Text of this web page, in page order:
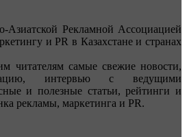
Азиатской Рекламной Ассоциацией
и PR в Казахстане и странах
читателям самые свежие новости,
интервью с ведущими
и полезные статьи, рейтинги и
рекламы, маркетинга и PR.